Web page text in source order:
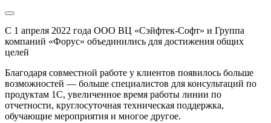
С 1 апреля 2022 года ООО ВЦ «Сэйфтек-Софт» и Группа
компаний «Форус» объединились для достижения общих
целей
Благодаря совместной работе у клиентов появилось больше
возможностей — больше специалистов для консультаций по
продуктам 1С, увеличенное время работы линии по
отчетности, круглосуточная техническая поддержка,
обучающие мероприятия и многое другое.